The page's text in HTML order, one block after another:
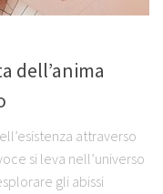
dell’anima
attraverso
si leva nell’universo
gli abissi